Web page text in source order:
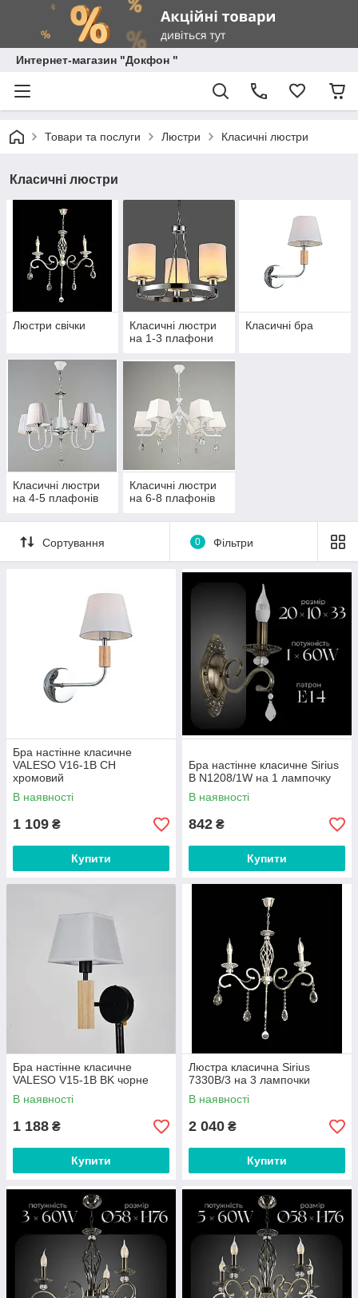
Интернет-магазин "Докфон "
Товари та послуги Люстри Класичні люстри
Класичні люстри
Люстри свічки
Класичні люстри
на 1-3 плафони
Класичні бра
Класичні люстри
на 4-5 плафонів
Класичні люстри
на 6-8 плафонів
Сортування 0 Фільтри
Бра настінне класичне
VALESO V16-1B CH
хромовий
В наявності
1 109 ₴
Купити
Бра настінне класичне Sirius
B N1208/1W на 1 лампочку
В наявності
842 ₴
Купити
Бра настінне класичне
VALESO V15-1B BK чорне
В наявності
1 188 ₴
Купити
Люстра класична Sirius
7330В/3 на 3 лампочки
В наявності
2 040 ₴
Купити